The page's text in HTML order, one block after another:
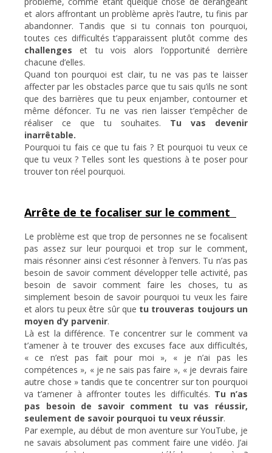
et alors affrontant un problème après l’autre, tu finis par
abandonner. Tandis que si tu connais ton pourquoi,
toutes ces difficultés t’apparaissent plutôt comme des
challenges et tu vois alors l’opportunité derrière
chacune d’elles.
Quand ton pourquoi est clair, tu ne vas pas te laisser
affecter par les obstacles parce que tu sais qu’ils ne sont
que des barrières que tu peux enjamber, contourner et
même défoncer. Tu ne vas rien laisser t’empêcher de
réaliser ce que tu souhaites. Tu vas devenir
inarrêtable.
Pourquoi tu fais ce que tu fais ? Et pourquoi tu veux ce
que tu veux ? Telles sont les questions à te poser pour
trouver ton réel pourquoi.
Arrête de te focaliser sur le comment
Le problème est que trop de personnes ne se focalisent
pas assez sur leur pourquoi et trop sur le comment,
mais résonner ainsi c’est résonner à l’envers. Tu n’as pas
besoin de savoir comment développer telle activité, pas
besoin de savoir comment faire les choses, tu as
simplement besoin de savoir pourquoi tu veux les faire
et alors tu peux être sûr que tu trouveras toujours un
moyen d’y parvenir.
Là est la différence. Te concentrer sur le comment va
t’amener à te trouver des excuses face aux difficultés,
« ce n’est pas fait pour moi », « je n’ai pas les
compétences », « je ne sais pas faire », « je devrais faire
autre chose » tandis que te concentrer sur ton pourquoi
va t’amener à affronter toutes les difficultés. Tu n’as
pas besoin de savoir comment tu vas réussir,
seulement de savoir pourquoi tu veux réussir.
Par exemple, au début de mon aventure sur YouTube, je
ne savais absolument pas comment faire une vidéo. J’ai